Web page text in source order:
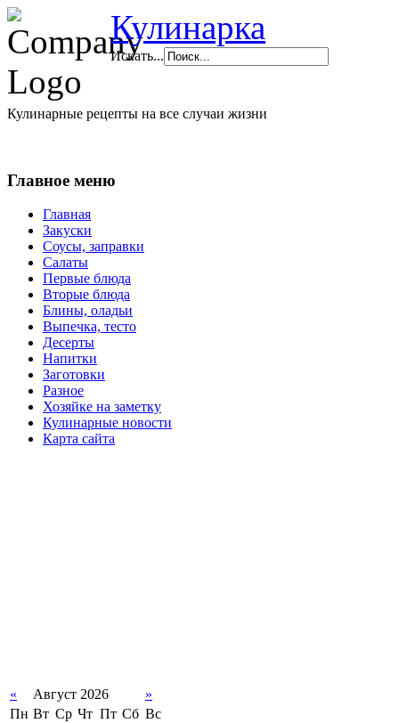
Кулинарка
Искать...
Кулинарные рецепты на все случаи жизни
Главное меню
Главная
Закуски
Соусы, заправки
Салаты
Первые блюда
Вторые блюда
Блины, оладьи
Выпечка, тесто
Десерты
Напитки
Заготовки
Разное
Хозяйке на заметку
Кулинарные новости
Карта сайта
« Август 2026
»
Пн Вт Ср Чт Пт Сб Вс